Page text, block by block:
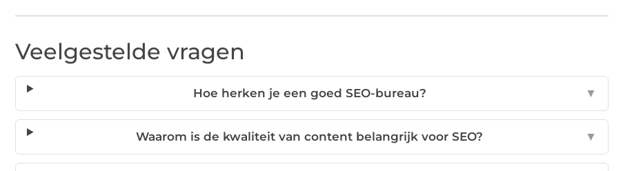
Veelgestelde vragen
Hoe herken je een goed SEO-bureau? ▼
Waarom is de kwaliteit van content belangrijk voor SEO? ▼